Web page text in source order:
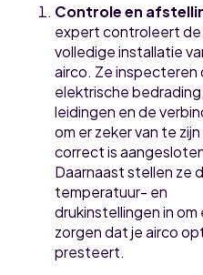
Controle en
expert controleert de
volledige installatie
airco. Ze inspecteren
elektrische
leidingen en de
om er zeker van te
correct is
Daarnaast stellen ze
temperatuur- en
drukinstellingen in om
zorgen dat je airco
presteert.